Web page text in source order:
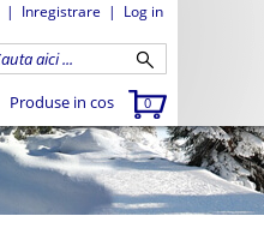
| Inregistrare | Log in
Produse in cos 0